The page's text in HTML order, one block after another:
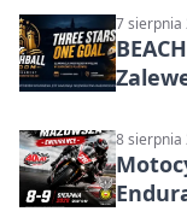
7 sierpnia
8 sierpnia